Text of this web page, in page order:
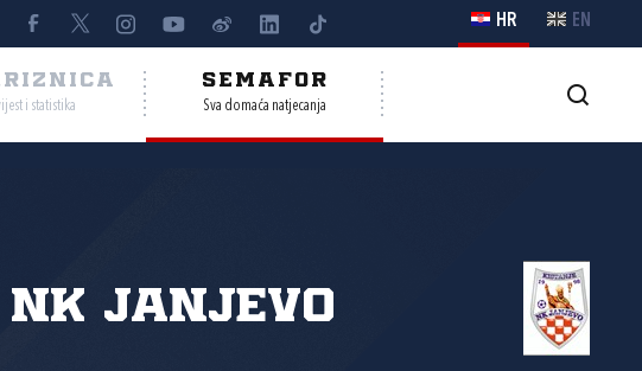
HR EN
i statistika
SEMAFOR
Sva domaća natjecanja
NK Janjevo